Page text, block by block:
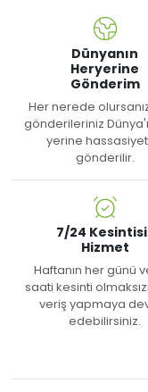
Dünyanın
Heryerine
Gönderim
Her nerede
gönderileriniz
yerine
gönderilir.
7/24
Hizmet
Haftanın her günü
saati kesinti
veriş yapmaya
edebilirsiniz.